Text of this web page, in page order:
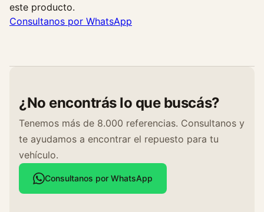
este producto.
Consultanos por WhatsApp
¿No encontrás lo que buscás?
Tenemos más de 8.000 referencias. Consultanos y
te ayudamos a encontrar el repuesto para tu
vehículo.
Consultanos por WhatsApp